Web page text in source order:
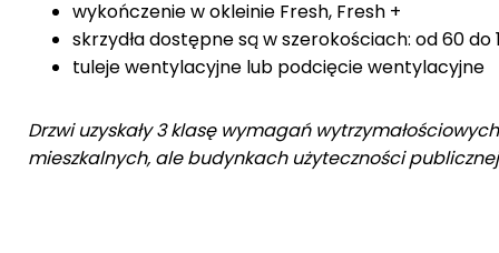
wykończenie w okleinie Fresh, Fresh +
skrzydła dostępne są w szerokościach: od 60 do
tuleje wentylacyjne lub podcięcie wentylacyjne
Drzwi uzyskały 3 klasę wymagań
mieszkalnych, ale budynkach użyteczności